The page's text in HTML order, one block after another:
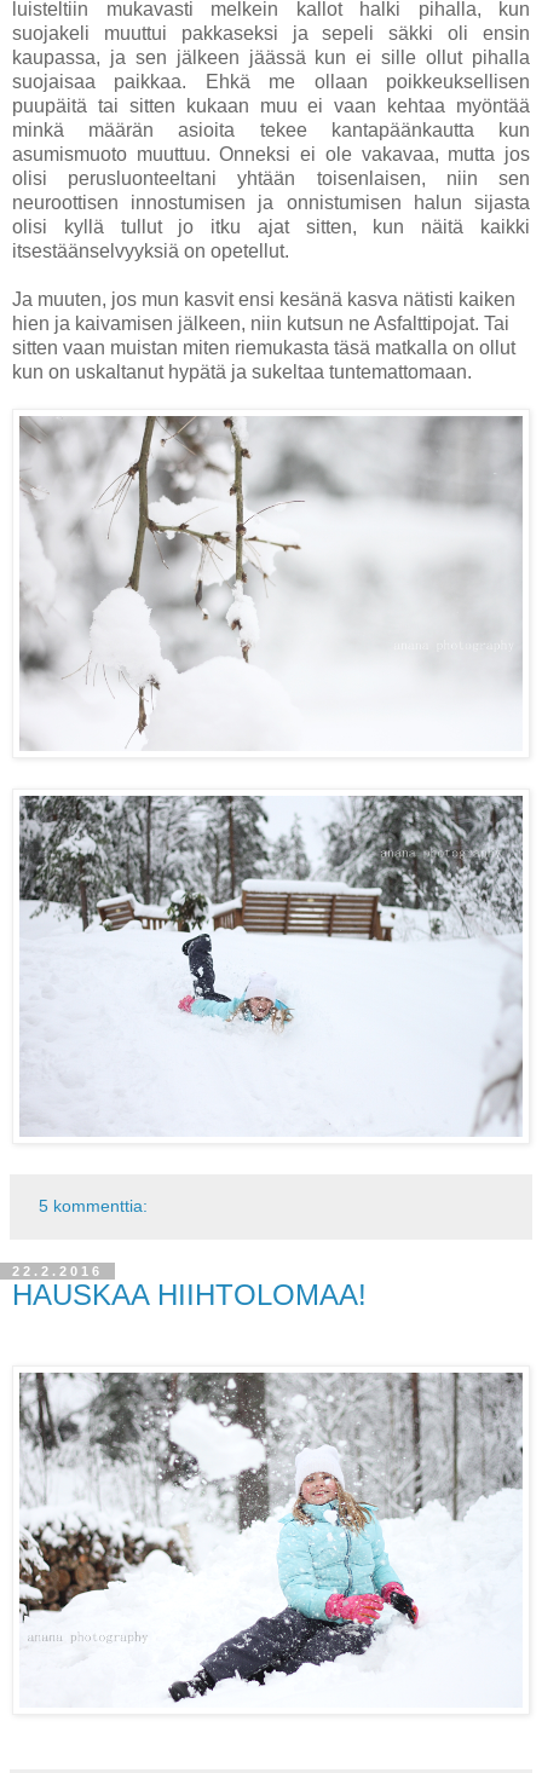
luisteltiin mukavasti melkein kallot halki pihalla, kun
suojakeli muuttui pakkaseksi ja sepeli säkki oli ensin
kaupassa, ja sen jälkeen jäässä kun ei sille ollut pihalla
suojaisaa paikkaa. Ehkä me ollaan poikkeuksellisen
puupäitä tai sitten kukaan muu ei vaan kehtaa myöntää
minkä määrän asioita tekee kantapäänkautta kun
asumismuoto muuttuu. Onneksi ei ole vakavaa, mutta jos
olisi perusluonteeltani yhtään toisenlaisen, niin sen
neuroottisen innostumisen ja onnistumisen halun sijasta
olisi kyllä tullut jo itku ajat sitten, kun näitä kaikki
itsestäänselvyyksiä on opetellut.
Ja muuten, jos mun kasvit ensi kesänä kasva nätisti kaiken
hien ja kaivamisen jälkeen, niin kutsun ne Asfalttipojat. Tai
sitten vaan muistan miten riemukasta täsä matkalla on ollut
kun on uskaltanut hypätä ja sukeltaa tuntemattomaan.
5 kommenttia:
22.2.2016
HAUSKAA HIIHTOLOMAA!